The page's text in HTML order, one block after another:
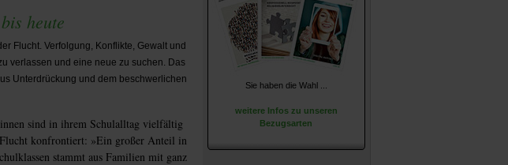
heute
Flucht. Verfolgung, Konflikte, Gewalt und
verlassen und eine neue zu suchen. Das
Unterdrückung und dem beschwerlichen
sind in ihrem Schulalltag vielfältig
konfrontiert: »Ein großer Anteil in
stammt aus Familien mit ganz
Sie haben die Wahl ...
weitere Infos zu unseren
Bezugsarten